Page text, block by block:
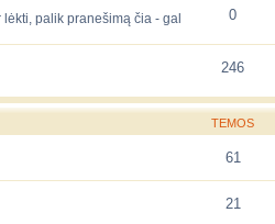
palik pranešimą čia - gal
0
246
TEMOS
61
21